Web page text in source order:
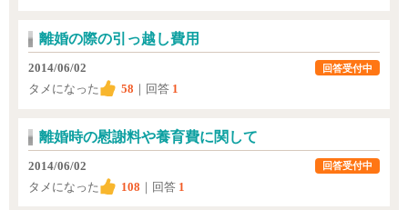
離婚の際の引っ越し費用
2014/06/02
タメになった
58 ｜回答 1
回答受付中
離婚時の慰謝料や養育費に関して
2014/06/02
タメになった
108 ｜回答 1
回答受付中